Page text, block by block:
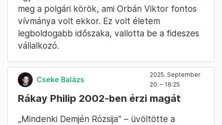
meg a polgári körök, ami Orbán Viktor fontos
vívmánya volt ekkor. Ez volt életem
legboldogabb időszaka, vallotta be a fideszes
vállalkozó.
Cseke Balázs
2025. September
20. – 16:25
Rákay Philip 2002-ben érzi magát
„Mindenki Demjén Rózsija” – üvöltötte a